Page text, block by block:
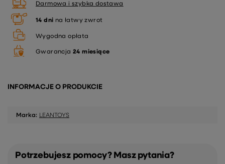
Darmowa i szybka dostawa
14 dni na łatwy zwrot
Wygodna opłata
Gwarancja 24 miesiące
INFORMACJE O PRODUKCIE
Marka: LEANTOYS
Potrzebujesz pomocy? Masz pytania?